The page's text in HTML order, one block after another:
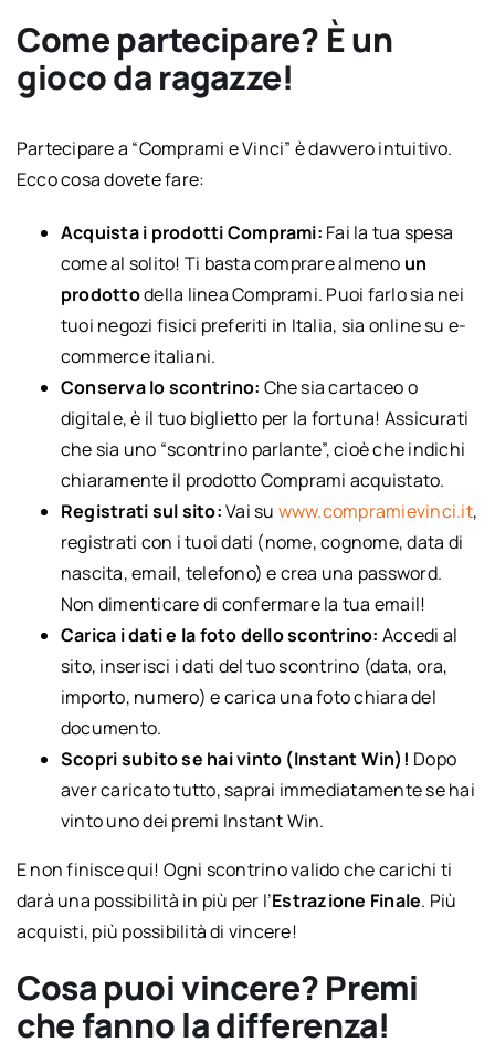
Come partecipare? È un
gioco da ragazze!
Partecipare a “Comprami e Vinci” è davvero intuitivo.
Ecco cosa dovete fare:
Acquista i prodotti Comprami: Fai la tua spesa
come al solito! Ti basta comprare almeno un
prodottodella linea Comprami. Puoi farlo sia nei
tuoi negozi fisici preferiti in Italia, sia online su e-
commerce italiani.
Conserva lo scontrino: Che sia cartaceo o
digitale, è il tuo biglietto per la fortuna! Assicurati
che sia uno “scontrino parlante”, cioè che indichi
chiaramente il prodotto Comprami acquistato.
Registrati sul sito:Vai su www.compramievinci.it,
registrati con i tuoi dati (nome, cognome, data di
nascita, email, telefono) e crea una password.
Non dimenticare di confermare la tua email!
Carica i dati e la foto dello scontrino: Accedi al
sito, inserisci i dati del tuo scontrino (data, ora,
importo, numero) e carica una foto chiara del
documento.
Scopri subito se hai vinto (Instant Win)! Dopo
aver caricato tutto, saprai immediatamente se hai
vinto uno dei premi Instant Win.
E non finisce qui! Ogni scontrino valido che carichi ti
darà una possibilità in più per l’Estrazione Finale. Più
acquisti, più possibilità di vincere!
Cosa puoi vincere? Premi
che fanno la differenza!